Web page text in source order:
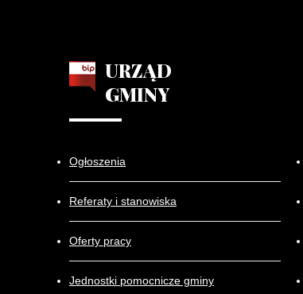
URZĄD
GMINY
Ogłoszenia
Referaty i stanowiska
Oferty pracy
Jednostki pomocnicze gminy